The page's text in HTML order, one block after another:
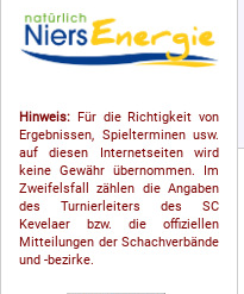
Hinweis: Für die Richtigkeit von
Ergebnissen, Spielterminen usw.
auf diesen Internetseiten wird
keine Gewähr übernommen. Im
Zweifelsfall zählen die Angaben
des Turnierleiters des SC
Kevelaer bzw. die offiziellen
Mitteilungen der Schach­ver­bände
und -bezirke.